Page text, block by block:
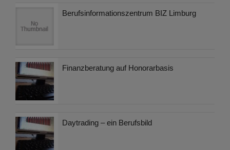
Berufsinformationszentrum BIZ Limburg
Finanzberatung auf Honorarbasis
Daytrading – ein Berufsbild